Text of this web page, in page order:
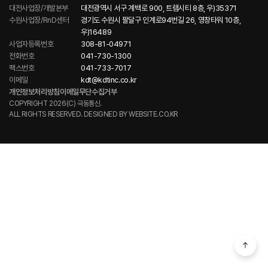
대전사업장/개발본부
대전광역시 서구 계백로 900, 트램시티 8층, 우)35371
수원사업장/RnD센터
경기도 수원시 팔달구 인계로94번길 26, 영창타워 10층,
우)16489
사업자등록번호
308-81-04971
전화번호
041-730-1300
팩스번호
041-733-7017
이메일
kdt@kdtinc.co.kr
개인정보처리방침이메일무단수집거부
COPYRIGHT 2026(C) 극동통신.
ALL RIGHTS RESERVED. DESIGNED BYWEBSITE.CO.KR